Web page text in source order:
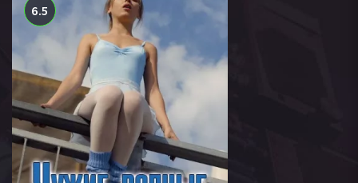
6.5